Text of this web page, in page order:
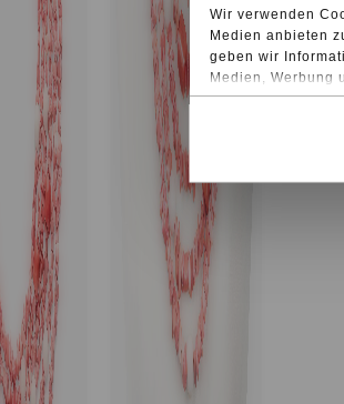
Wir verwenden
Medien anbieten
geben wir
Medien, Werbung
möglicherweise
Bei bestimmten
Drittländern, wie